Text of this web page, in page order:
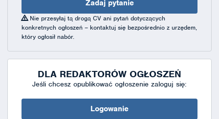
Zadaj pytanie
Nie przesyłaj tą drogą CV ani pytań dotyczących
konkretnych ogłoszeń – kontaktuj się bezpośrednio z urzędem,
który ogłosił nabór.
DLA REDAKTORÓW OGŁOSZEŃ
Jeśli chcesz opublikować ogłoszenie zaloguj się:
Logowanie